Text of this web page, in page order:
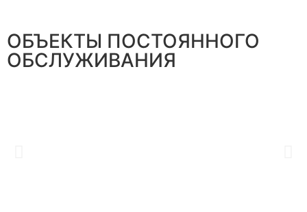
ОБЪЕКТЫ ПОСТОЯННОГО
ОБСЛУЖИВАНИЯ